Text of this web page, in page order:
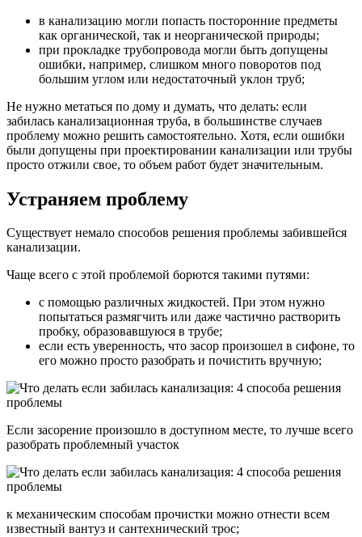
в канализацию могли попасть посторонние предметы
как органической, так и неорганической природы;
при прокладке трубопровода могли быть допущены
ошибки, например, слишком много поворотов под
большим углом или недостаточный уклон труб;
Не нужно метаться по дому и думать, что делать: если
забилась канализационная труба, в большинстве случаев
проблему можно решить самостоятельно. Хотя, если ошибки
были допущены при проектировании канализации или трубы
просто отжили свое, то объем работ будет значительным.
Устраняем проблему
Существует немало способов решения проблемы забившейся
канализации.
Чаще всего с этой проблемой борются такими путями:
с помощью различных жидкостей. При этом нужно
попытаться размягчить или даже частично растворить
пробку, образовавшуюся в трубе;
если есть уверенность, что засор произошел в сифоне, то
его можно просто разобрать и почистить вручную;
Если засорение произошло в доступном месте, то лучше всего
разобрать проблемный участок
к механическим способам прочистки можно отнести всем
известный вантуз и сантехнический трос;